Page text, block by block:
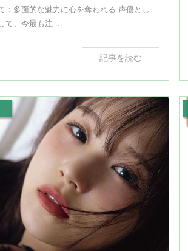
：多面的な魅力に心を奪われる 声優とし
て、今最も注 ...
記事を読む